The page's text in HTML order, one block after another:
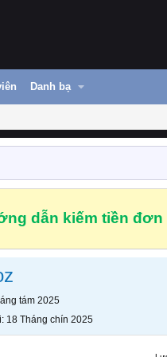
Danh bạ
dẫn kiếm tiền đơn
tám 2025
18 Tháng chín 2025